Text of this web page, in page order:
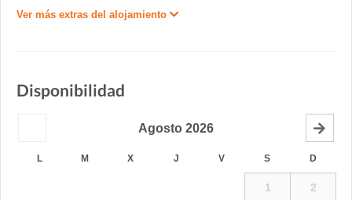
Ver más extras del alojamiento
Disponibilidad
Agosto 2026
L M X J V S D
1 2